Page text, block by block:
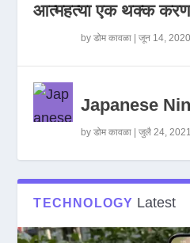
आत्महत्या एक थक्क
byडोम कावळा |जून 14, 2020
Japanese
byडोम कावळा |जुलै 24, 2021
TECHNOLOGY Latest